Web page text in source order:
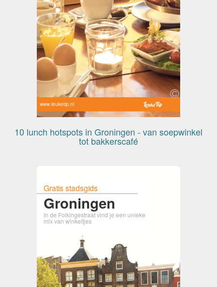
www.leuketip.nl
10 lunch hotspots in Groningen - van soepwinkel
tot bakkerscafé
Gratis stadsgids
Groningen
In de Folkingestraat vind je een unieke
mix van winkeltjes